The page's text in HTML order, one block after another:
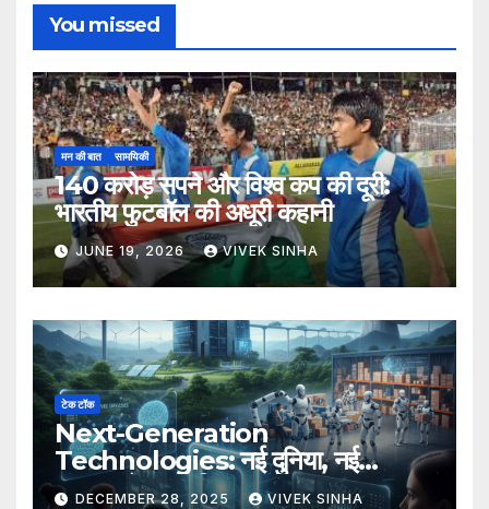
You missed
मन की बात सामयिकी
140 करोड़ सपने और विश्व कप की दूरी:
भारतीय फुटबॉल की अधूरी कहानी
JUNE 19, 2026 VIVEK SINHA
टेक टॉक
Next-Generation
Technologies: नई दुनिया, नई
संभावनाएँ, नया भविष्य
DECEMBER 28, 2025 VIVEK SINHA